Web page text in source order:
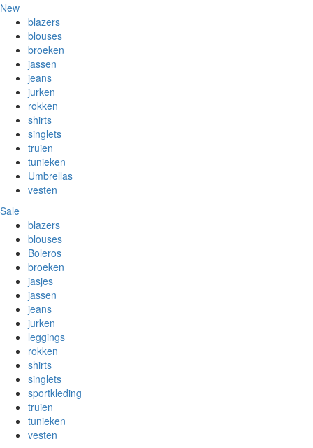
New
blazers
blouses
broeken
jassen
jeans
jurken
rokken
shirts
singlets
truien
tunieken
Umbrellas
vesten
Sale
blazers
blouses
Boleros
broeken
jasjes
jassen
jeans
jurken
leggings
rokken
shirts
singlets
sportkleding
truien
tunieken
vesten